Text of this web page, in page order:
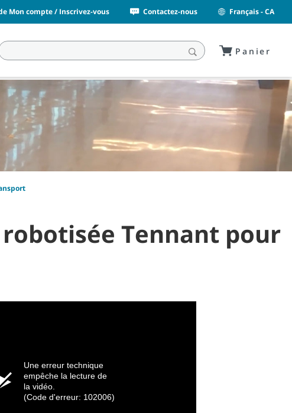
Mon compte / Inscrivez-vous Contactez-nous Français - CA
Panier
Tennant pour
Une erreur technique
empêche la lecture de
la vidéo.
(Code d'erreur: 102006)